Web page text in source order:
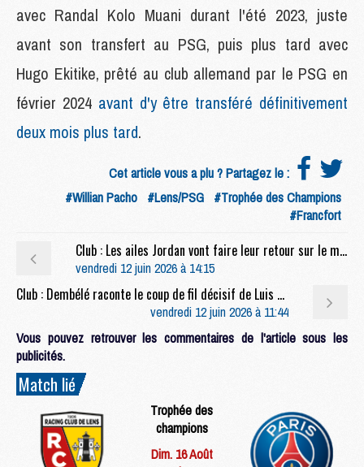
avec Randal Kolo Muani durant l'été 2023, juste
avant son transfert au PSG, puis plus tard avec
Hugo Ekitike, prêté au club allemand par le PSG en
février 2024 avant d'y être transféré définitivement
deux mois plus tard.
Cet article vous a plu ? Partagez le :
#Willian Pacho #Lens/PSG #Trophée des Champions
#Francfort
Club : Les ailes Jordan vont faire leur retour sur le maillot du PSG
vendredi 12 juin 2026 à 14:15
Club : Dembélé raconte le coup de fil décisif de Luis Enrique avant son transfert au PSG
vendredi 12 juin 2026 à 11:44
Vous pouvez retrouver les commentaires de l'article sous les
publicités.
Match lié
Trophée des
champions
Dim. 16 Août